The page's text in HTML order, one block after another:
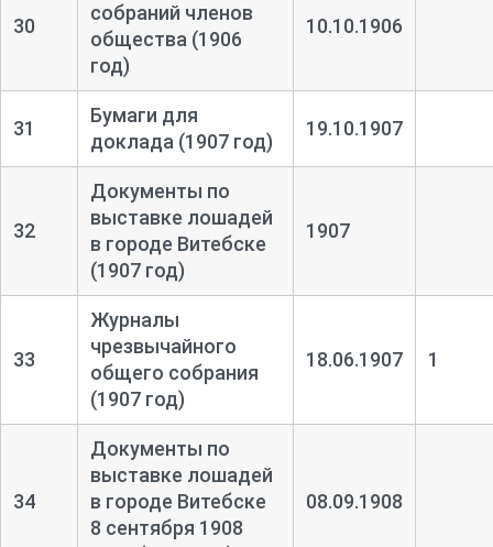
30
собраний членов
общества (1906
год)
10.10.1906
31
Бумаги для
доклада (1907 год)
19.10.1907
32
Документы по
выставке лошадей
в городе Витебске
(1907 год)
1907
33
Журналы
чрезвычайного
общего собрания
(1907 год)
18.06.1907 1
34
Документы по
выставке лошадей
в городе Витебске
8 сентября 1908
08.09.1908